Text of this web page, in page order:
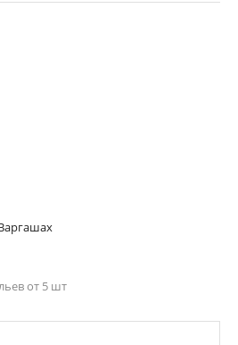
от 5 шт